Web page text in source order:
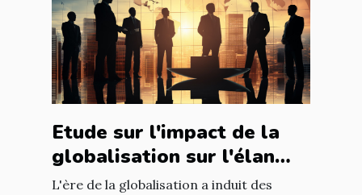
Etude sur l'impact de la
globalisation sur l'élan
des affaires
L'ère de la globalisation a induit des